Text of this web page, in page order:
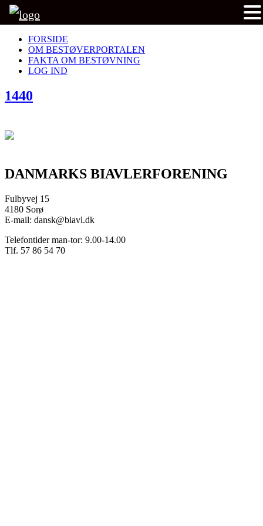
FORSIDE
OM BESTØVERPORTALEN
FAKTA OM BESTØVNING
LOG IND
1440
DANMARKS BIAVLERFORENING
Fulbyvej 15
4180 Sorø
E-mail: dansk@biavl.dk
Telefontider man-tor: 9.00-14.00
Tlf. 57 86 54 70